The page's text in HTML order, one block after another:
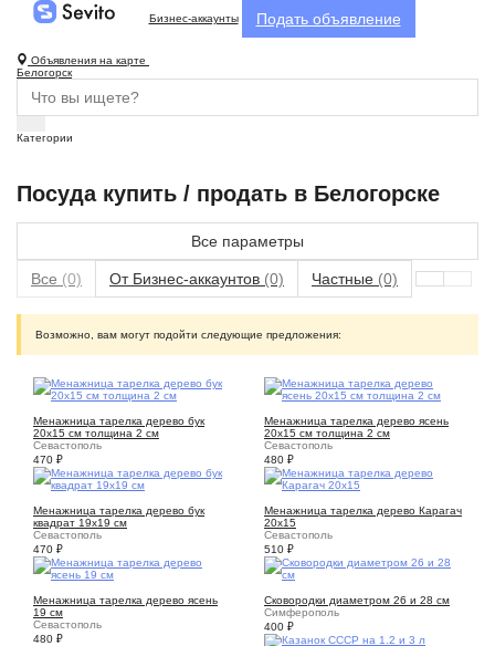
Бизнес-аккаунты Подать объявление
Объявления на карте
Белогорск
Категории
Посуда купить / продать в Белогорске
Все параметры
Все (0) От Бизнес-аккаунтов (0) Частные (0)
Возможно, вам могут подойти следующие предложения:
Менажница тарелка дерево бук
20х15 см толщина 2 см
Севастополь
470 ₽
Менажница тарелка дерево ясень
20х15 см толщина 2 см
Севастополь
480 ₽
Менажница тарелка дерево бук
квадрат 19х19 см
Севастополь
470 ₽
Менажница тарелка дерево Карагач
20х15
Севастополь
510 ₽
Менажница тарелка дерево ясень
19 см
Севастополь
480 ₽
Сковородки диаметром 26 и 28 см
Симферополь
400 ₽